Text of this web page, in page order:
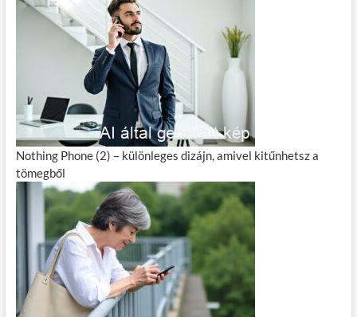
Nothing Phone (2) – különleges dizájn, amivel kitűnhetsz a
tömegből